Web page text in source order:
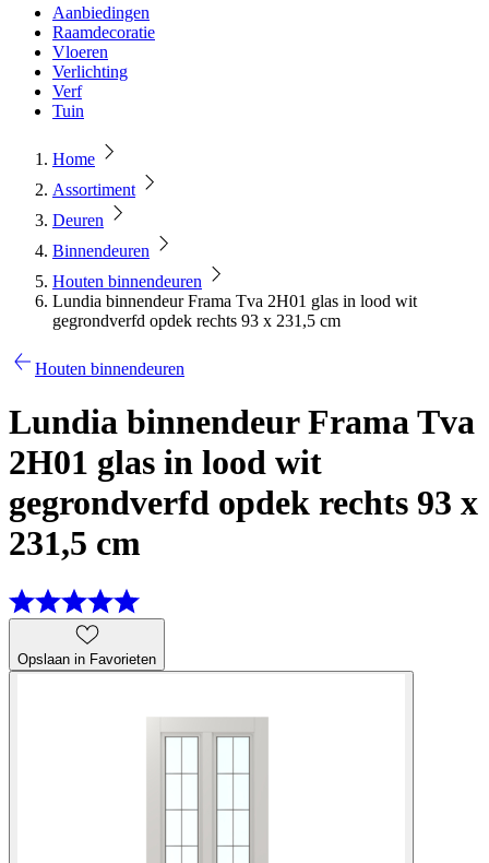
Aanbiedingen
Raamdecoratie
Vloeren
Verlichting
Verf
Tuin
Home
Assortiment
Deuren
Binnendeuren
Houten binnendeuren
Lundia binnendeur Frama Tva 2H01 glas in lood wit
gegrondverfd opdek rechts 93 x 231,5 cm
Houten binnendeuren
Lundia binnendeur Frama Tva
2H01 glas in lood wit
gegrondverfd opdek rechts 93 x
231,5 cm
Opslaan in Favorieten